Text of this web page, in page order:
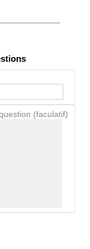
(faculatif)